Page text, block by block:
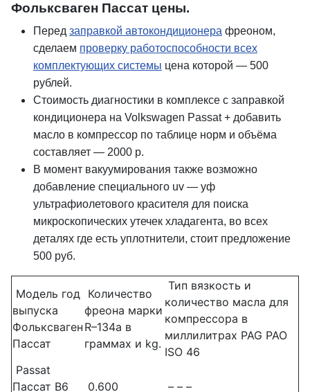
Фольксваген Пассат цены.
Перед заправкой автокондиционера фреоном,
сделаем проверку работоспособности всех
комплектующих системы цена которой — 500
рублей.
Стоимость диагностики в комплексе с заправкой
кондиционера на Volkswagen Passat + добавить
масло в компрессор по таблице норм и объёма
составляет — 2000 р.
В момент вакуумирования также возможно
добавление специального uv — уф
ультрафиолетового красителя для поиска
микроскопических утечек хладагента, во всех
деталях где есть уплотнители, стоит предложение
500 руб.
Модель год
выпуска
Фольксваген
Пассат
Количество
фреона марки
R–134a в
граммах и kg.
Тип вязкость и
количество масла для
компрессора в
миллилитрах PAG PAO
ISO 46
Passat
Пассат B6
0.600 – – –